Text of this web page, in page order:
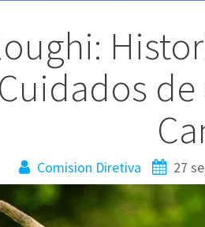
de
Comision Diretiva 27